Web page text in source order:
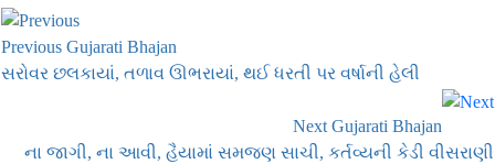
Previous Gujarati Bhajan
સરોવર છલકાયાં, તળાવ ઊભરાયાં, થઈ ધરતી પર વર્ષાની હેલી
Next Gujarati Bhajan
ના જાગી, ના આવી, હૈયામાં સમજણ સાચી, કર્તવ્યની કેડી વીસરાણી